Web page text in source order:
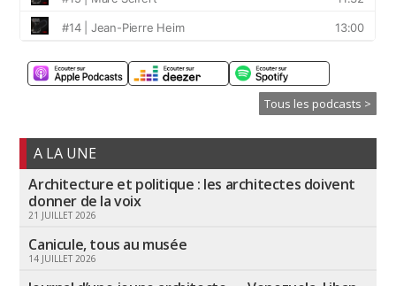
Tous les podcasts >
A LA UNE
Architecture et politique : les architectes doivent
donner de la voix
21 JUILLET 2026
Canicule, tous au musée
14 JUILLET 2026